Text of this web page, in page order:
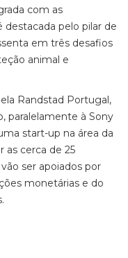
com as
pelo pilar de
em três desafios
animal e
Randstad Portugal,
paralelamente à Sony
start-up na área da
as cerca de 25
ser apoiados por
monetárias e do